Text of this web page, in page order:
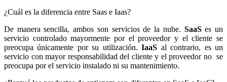
¿Cuál es la diferencia entre Saas e Iaas?
De manera sencilla, ambos son servicios de la nube. SaaSes un
servicio controlado mayormente por el proveedor y el cliente se
preocupa únicamente por su utilización.IaaS al contrario, es un
servicio con mayor responsabilidad del cliente y el proveedor no se
preocupa por el servicio instalado ni su mantenimiento.